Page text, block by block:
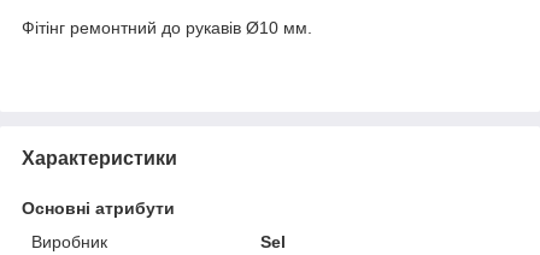
Фітінг ремонтний до рукавів Ø10 мм.
Характеристики
Основні атрибути
Виробник
Sel